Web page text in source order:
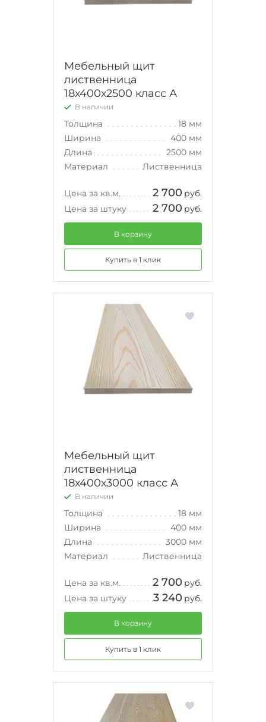
Мебельный щит
лиственница
18х400х2500 класс А
В наличии
Толщина
18 мм
Ширина
400 мм
Длина
2500 мм
Материал
Лиственница
Цена за кв.м. 2 700 руб.
Цена за штуку
2 700 руб.
В корзину
Купить в 1 клик
Мебельный щит
лиственница
18х400х3000 класс А
В наличии
Толщина
18 мм
Ширина
400 мм
Длина
3000 мм
Материал
Лиственница
Цена за кв.м. 2 700 руб.
Цена за штуку
3 240 руб.
В корзину
Купить в 1 клик